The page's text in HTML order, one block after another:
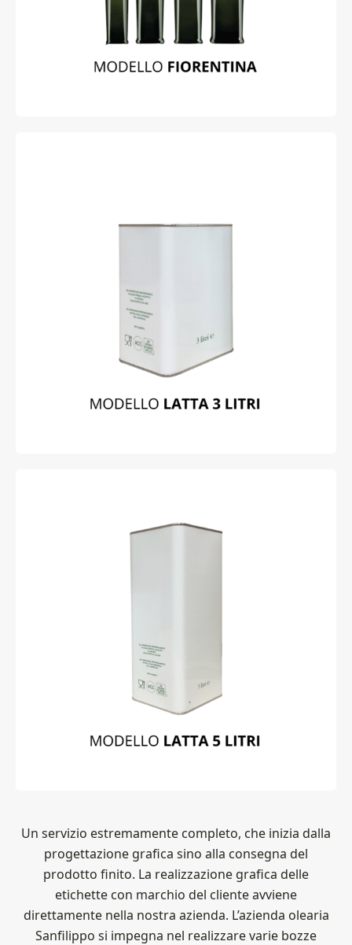
Un servizio estremamente completo, che inizia dalla
progettazione grafica sino alla consegna del
prodotto finito. La realizzazione grafica delle
etichette con marchio del cliente avviene
direttamente nella nostra azienda. L’azienda olearia
Sanfilippo si impegna nel realizzare varie bozze